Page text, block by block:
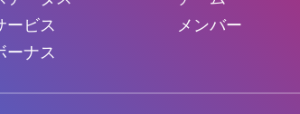
ービス
ーナス
メンバー